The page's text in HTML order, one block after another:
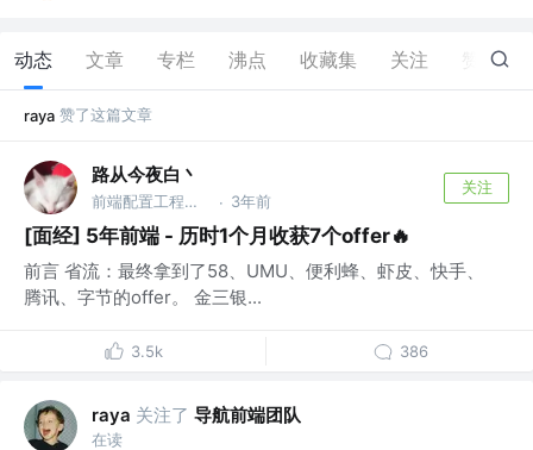
动态 文章 专栏 沸点 收藏集 关注 15
raya 赞了这篇文章
路从今夜白丶
前端配置工程师 @字节跳动 · 3年前
关注
[面经] 5年前端 - 历时1个月收获7个offer🔥
前言 省流：最终拿到了58、UMU、便利蜂、虾皮、快手、
腾讯、字节的offer。 金三银...
3.5k 386
raya 关注了 导航前端团队
在读